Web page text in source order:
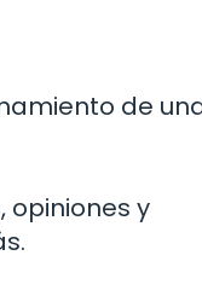
de
opiniones y